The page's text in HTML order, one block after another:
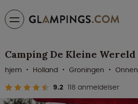
Camping De Kleine Wereld
9.2 118 anmeldelser
hjem Holland Groningen Onnen